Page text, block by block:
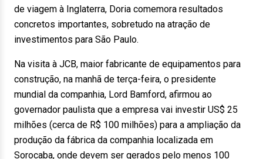
de viagem à Inglaterra, Doria comemora resultados
concretos importantes, sobretudo na atração de
investimentos para São Paulo.
Na visita à JCB, maior fabricante de equipamentos para
construção, na manhã de terça-feira, o presidente
mundial da companhia, Lord Bamford, afirmou ao
governador paulista que a empresa vai investir US$ 25
milhões (cerca de R$ 100 milhões) para a ampliação da
produção da fábrica da companhia localizada em
Sorocaba, onde devem ser gerados pelo menos 100